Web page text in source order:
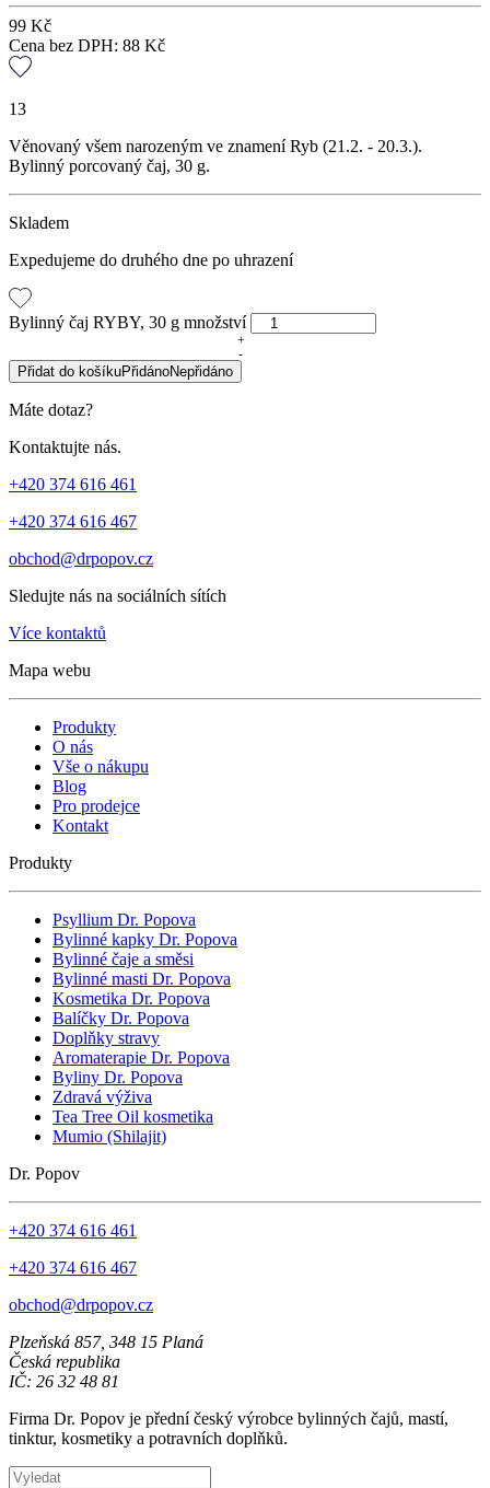
99 Kč
Cena bez DPH: 88 Kč
13
Věnovaný všem narozeným ve znamení Ryb (21.2. - 20.3.).
Bylinný porcovaný čaj, 30 g.
Skladem
Expedujeme do druhého dne po uhrazení
Bylinný čaj RYBY, 30 g množství
+
-
Přidat do košíkuPřidánoNepřidáno
Máte dotaz?
Kontaktujte nás.
+420 374 616 461
+420 374 616 467
obchod@drpopov.cz
Sledujte nás na sociálních sítích
Více kontaktů
Mapa webu
Produkty
O nás
Vše o nákupu
Blog
Pro prodejce
Kontakt
Produkty
Psyllium Dr. Popova
Bylinné kapky Dr. Popova
Bylinné čaje a směsi
Bylinné masti Dr. Popova
Kosmetika Dr. Popova
Balíčky Dr. Popova
Doplňky stravy
Aromaterapie Dr. Popova
Byliny Dr. Popova
Zdravá výživa
Tea Tree Oil kosmetika
Mumio (Shilajit)
Dr. Popov
+420 374 616 461
+420 374 616 467
obchod@drpopov.cz
Plzeňská 857, 348 15 Planá
Česká republika
IČ: 26 32 48 81
Firma Dr. Popov je přední český výrobce bylinných čajů, mastí,
tinktur, kosmetiky a potravních doplňků.